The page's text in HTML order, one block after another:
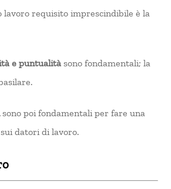
lavoro requisito imprescindibile è la
e puntualità sono fondamentali; la
sono poi fondamentali per fare una
datori di lavoro.